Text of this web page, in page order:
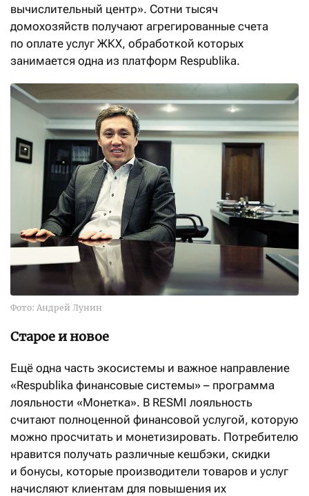
вычислительный центр». Сотни тысяч
домохозяйств получают агрегированные счета
по оплате услуг ЖКХ, обработкой которых
занимается одна из платформ Respublika.
Фото: Андрей Лунин
Старое и новое
Ещё одна часть экосистемы и важное направление
«Respublika финансовые системы» – программа
лояльности «Монетка». В RESMI лояльность
считают полноценной финансовой услугой, которую
можно просчитать и монетизировать. Потребителю
нравится получать различные кешбэки, скидки
и бонусы, которые производители товаров и услуг
начисляют клиентам для повышения их